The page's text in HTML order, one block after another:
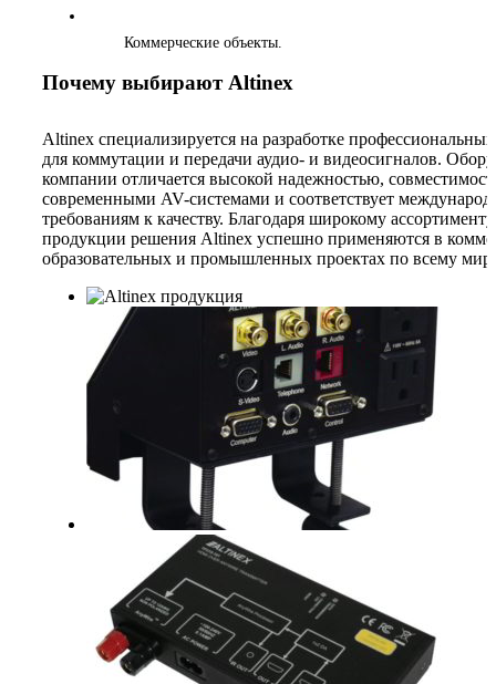
Коммерческие объекты.
Почему выбирают Altinex
Altinex специализируется на разработке
для коммутации и передачи аудио- и видеосигналов.
компании отличается высокой надежностью,
современными AV-системами и соответствует
требованиям к качеству. Благодаря широкому ассортименту
продукции решения Altinex успешно применяются в
образовательных и промышленных проектах по всему